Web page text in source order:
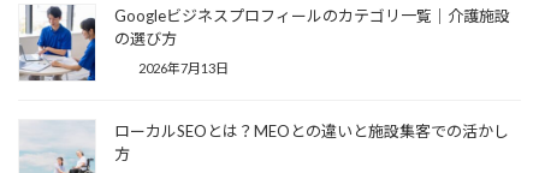
Googleビジネスプロフィールのカテゴリ一覧｜介護施設
の選び方
2026年7月13日
ローカルSEOとは？MEOとの違いと施設集客での活かし
方